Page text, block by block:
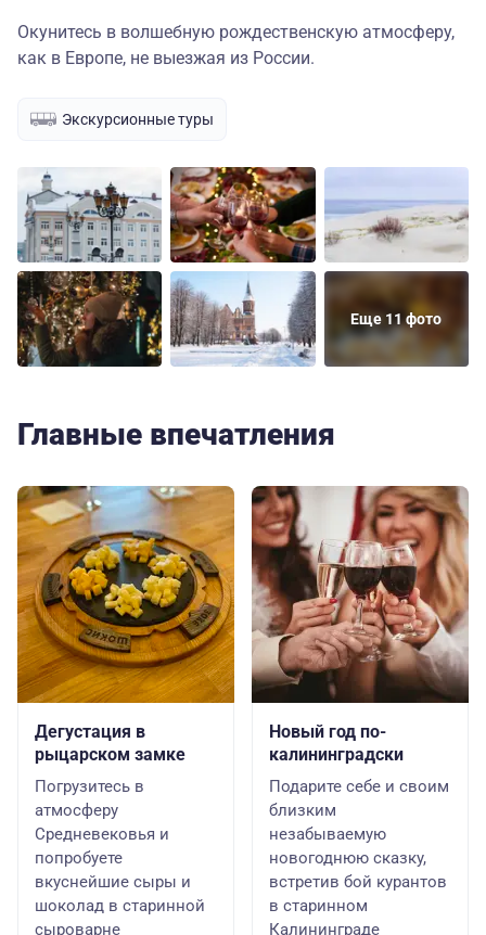
Окунитесь в волшебную рождественскую атмосферу,
как в Европе, не выезжая из России.
Экскурсионные туры
Еще 11 фото
Главные впечатления
Дегустация в
рыцарском замке
Погрузитесь в
атмосферу
Средневековья и
попробуете
вкуснейшие сыры и
шоколад в старинной
сыроварне
Новый год по-
калининградски
Подарите себе и своим
близким
незабываемую
новогоднюю сказку,
встретив бой курантов
в старинном
Калининграде